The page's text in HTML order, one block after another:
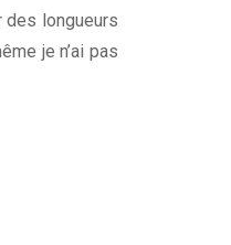
des longueurs
je n’ai pas